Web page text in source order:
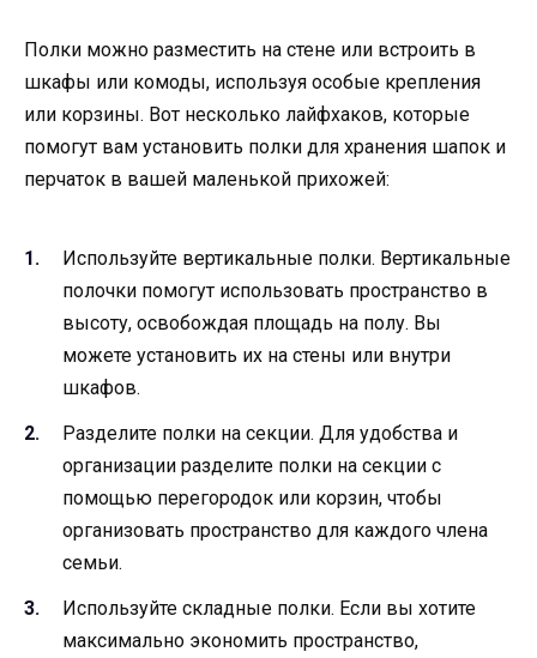
Полки можно разместить на стене или встроить в
шкафы или комоды, используя особые крепления
или корзины. Вот несколько лайфхаков, которые
помогут вам установить полки для хранения шапок и
перчаток в вашей маленькой прихожей:
Используйте вертикальные полки. Вертикальные
полочки помогут использовать пространство в
высоту, освобождая площадь на полу. Вы
можете установить их на стены или внутри
шкафов.
Разделите полки на секции. Для удобства и
организации разделите полки на секции с
помощью перегородок или корзин, чтобы
организовать пространство для каждого члена
семьи.
Используйте складные полки. Если вы хотите
максимально экономить пространство,